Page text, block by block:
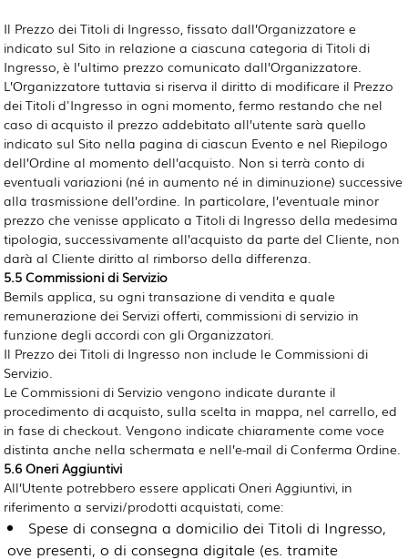
Il Prezzo dei Titoli di Ingresso, fissato dall’Organizzatore e
indicato sul Sito in relazione a ciascuna categoria di Titoli di
Ingresso, è l’ultimo prezzo comunicato dall’Organizzatore.
L’Organizzatore tuttavia si riserva il diritto di modificare il Prezzo
dei Titoli d'Ingresso in ogni momento, fermo restando che nel
caso di acquisto il prezzo addebitato all’utente sarà quello
indicato sul Sito nella pagina di ciascun Evento e nel Riepilogo
dell’Ordine al momento dell’acquisto. Non si terrà conto di
eventuali variazioni (né in aumento né in diminuzione) successive
alla trasmissione dell’ordine. In particolare, l’eventuale minor
prezzo che venisse applicato a Titoli di Ingresso della medesima
tipologia, successivamente all’acquisto da parte del Cliente, non
darà al Cliente diritto al rimborso della differenza.
5.5 Commissioni di Servizio
Bemils applica, su ogni transazione di vendita e quale
remunerazione dei Servizi offerti, commissioni di servizio in
funzione degli accordi con gli Organizzatori.
Il Prezzo dei Titoli di Ingresso non include le Commissioni di
Servizio.
Le Commissioni di Servizio vengono indicate durante il
procedimento di acquisto, sulla scelta in mappa, nel carrello, ed
in fase di checkout. Vengono indicate chiaramente come voce
distinta anche nella schermata e nell’e-mail di Conferma Ordine.
5.6 Oneri Aggiuntivi
All’Utente potrebbero essere applicati Oneri Aggiuntivi, in
riferimento a servizi/prodotti acquistati, come:
Spese di consegna a domicilio dei Titoli di Ingresso,
ove presenti, o di consegna digitale (es. tramite